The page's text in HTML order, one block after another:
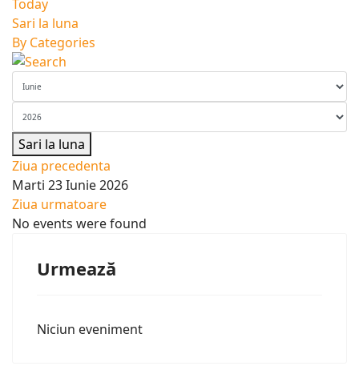
Today
Sari la luna
By Categories
Sari la luna
Ziua precedenta
Marti 23 Iunie 2026
Ziua urmatoare
No events were found
Urmează
Niciun eveniment